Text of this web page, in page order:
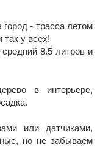
- трасса летом
так у всех!
8.5 литров и
в интерьере,
или датчиками,
но не забываем